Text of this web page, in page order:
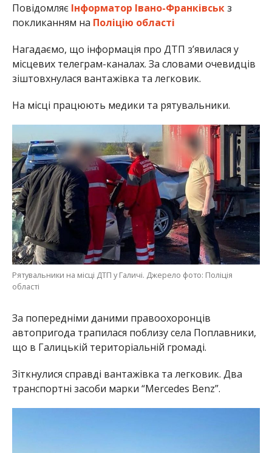
Повідомляє Інформатор Івано-Франківськз
покликанням на Поліцію області
Нагадаємо, що інформація про ДТП з’явилася у
місцевих телеграм-каналах. За словами очевидців
зіштовхнулася вантажівка та легковик.
На місці працюють медики та рятувальники.
Рятувальники на місці ДТП у Галичі. Джерело фото: Поліція
області
За попередніми даними правоохоронців
автопригода трапилася поблизу села Поплавники,
що в Галицькій територіальній громаді.
Зіткнулися справді вантажівка та легковик. Два
транспортні засоби марки “Mercedes Benz”.